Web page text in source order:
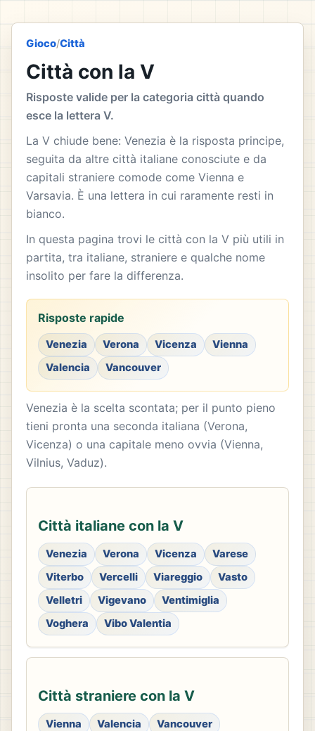
Gioco/Città
Città con la V
Risposte valide per la categoria città quando
esce la lettera V.
La V chiude bene: Venezia è la risposta principe,
seguita da altre città italiane conosciute e da
capitali straniere comode come Vienna e
Varsavia. È una lettera in cui raramente resti in
bianco.
In questa pagina trovi le città con la V più utili in
partita, tra italiane, straniere e qualche nome
insolito per fare la differenza.
Risposte rapide
Venezia Verona Vicenza
Vienna
Valencia
Vancouver
Venezia è la scelta scontata; per il punto pieno
tieni pronta una seconda italiana (Verona,
Vicenza) o una capitale meno ovvia (Vienna,
Vilnius, Vaduz).
Città italiane con la V
Venezia Verona Vicenza
Varese
Viterbo
Vercelli Viareggio
Vasto
Velletri
Vigevano
Ventimiglia
Voghera
Vibo Valentia
Città straniere con la V
Vienna Valencia
Vancouver